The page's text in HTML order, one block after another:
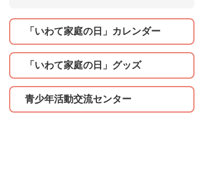
「いわて家庭の日」カレンダー
「いわて家庭の日」グッズ
青少年活動交流センター